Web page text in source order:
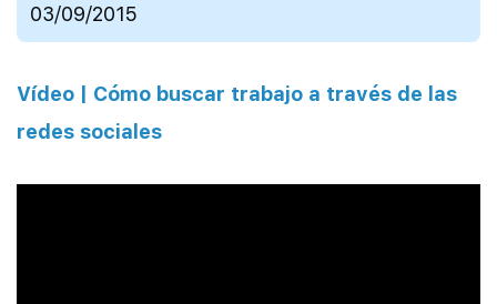
03/09/2015
Vídeo | Cómo buscar trabajo a través de las
redes sociales